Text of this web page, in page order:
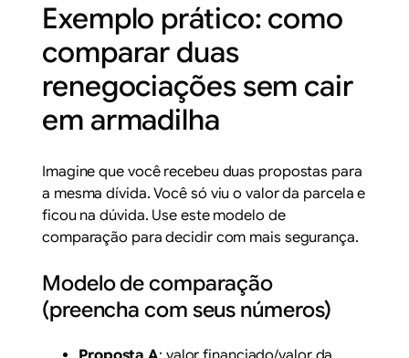
Exemplo prático: como
comparar duas
renegociações sem cair
em armadilha
Imagine que você recebeu duas propostas para
a mesma dívida. Você só viu o valor da parcela e
ficou na dúvida. Use este modelo de
comparação para decidir com mais segurança.
Modelo de comparação
(preencha com seus números)